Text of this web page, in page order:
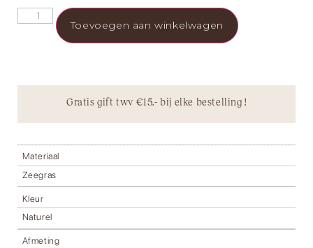
Toevoegen aan winkelwagen
Gratis gift twv €15.- bij elke bestelling !
Materiaal
Zeegras
Kleur
Naturel
Afmeting